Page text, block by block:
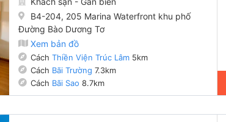
B4-204, 205 Marina Waterfront khu phố
Đường Bào Dương Tơ
Xem bản đồ
CáchThiền Viện Trúc Lâm 5km
Cách Bãi Trường 7.3km
Cách Bãi Sao 8.7km